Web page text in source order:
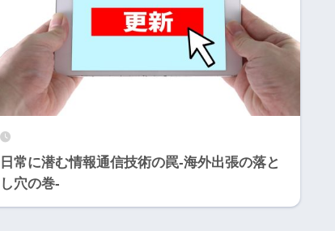
日常に潜む情報通信技術の罠-海外出張の落と
し穴の巻-